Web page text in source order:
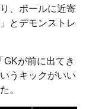
、ボールに近寄
とデモンストレ
が前に出てき
うキックがいい
。